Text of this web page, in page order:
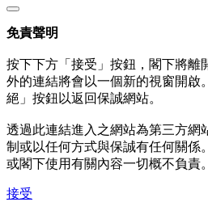
免責聲明
按下下方「接受」按鈕，閣下將離
外的連結將會以一個新的視窗開啟
絕」按鈕以返回保誠網站。
透過此連結進入之網站為第三方網
制或以任何方式與保誠有任何關係
或閣下使用有關內容一切概不負責。
接受